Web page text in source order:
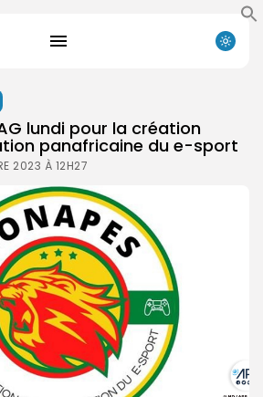
AG lundi pour la création
panafricaine du e-sport
2023 À 12H27